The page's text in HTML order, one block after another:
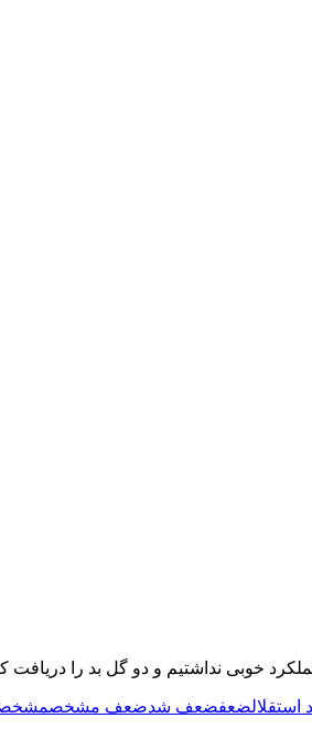
خوبی نداشتیم و دو گل بد را دریافت
ضعفضعف شدضعف مشخص